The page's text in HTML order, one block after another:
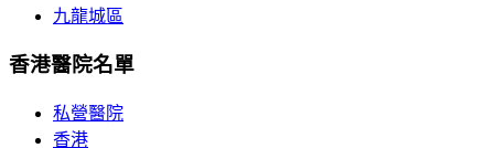
九龍城區
香港醫院名單
私營醫院
香港